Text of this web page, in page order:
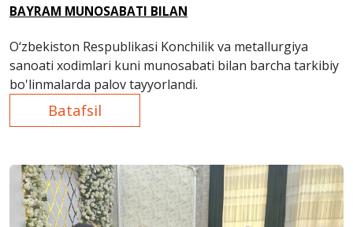
BAYRAM MUNOSABATI BILAN
O‘zbekiston Respublikasi Konchilik va metallurgiya
sanoati xodimlari kuni munosabati bilan barcha tarkibiy
bo'linmalarda palov tayyorlandi.
Batafsil